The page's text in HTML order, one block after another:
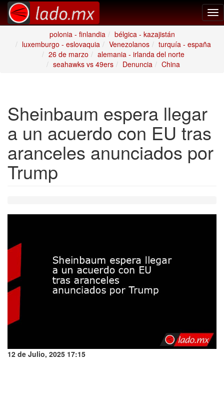
polonia - finlandia
bélgica - kazajistán
luxemburgo - eslovaquia
Venezolanos
turquía - españa
26 de marzo
alemania - irlanda del norte
seahawks vs 49ers
Denuncia China
Sheinbaum espera llegar
a un acuerdo con EU tras
aranceles anunciados por
Trump
12 de Julio, 2025 17:15